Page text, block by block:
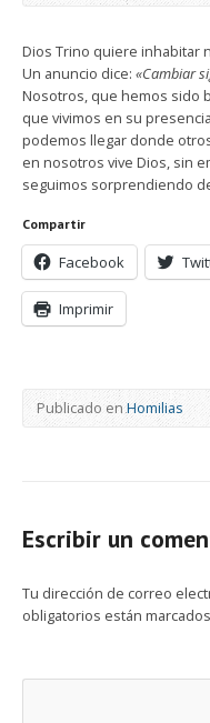
Dios Trino quiere inhabitar
Un anuncio dice: «Cambiar
Nosotros, que hemos sido
que vivimos en su
podemos llegar donde
en nosotros vive Dios, sin
seguimos sorprendiendo
Compartir
Facebook
Imprimir
Publicado enHomilias
Escribir un
Tu dirección de correo
obligatorios están